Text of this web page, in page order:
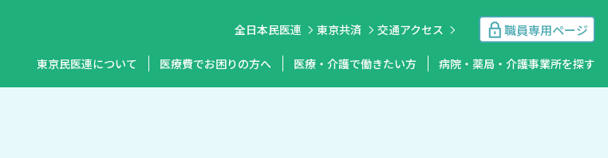
全日本民医連 東京共済 交通アクセス 職員専用ページ
東京民医連について 医療費でお困りの方へ 医療・介護で働きたい方 病院・薬局・介護事業所を探す